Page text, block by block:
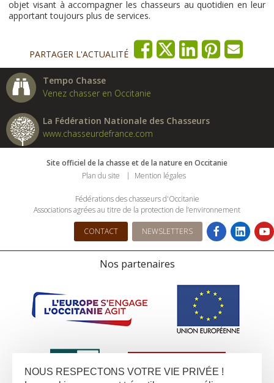
objet visant à accompagner les chasseurs au quotidien en leur
apportant toujours plus de services.
PARTAGER L'ACTUALITÉ
Tempo Chasse
Venez chasser en Occitanie
La Fédération Nationale des Chasseurs
www.chasseurdefrance.com
Site officiel de la chasse et de la nature en Occitanie
Plan du site
Mention légales
Fédérations des chasseurs d'Occitanie
Associations agrées au titre de la protection de l’environnement
CONTACT NEWSLETTERS
Nos partenaires
NOUS RESPECTONS VOTRE VIE PRIVÉE !